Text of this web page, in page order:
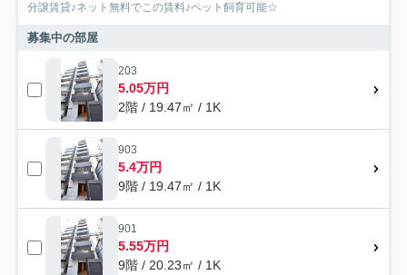
分譲賃貸♪ネット無料でこの賃料♪ペット飼育可能☆
募集中の部屋
203
5.05万円
2階 / 19.47㎡ / 1K
903
5.4万円
9階 / 19.47㎡ / 1K
901
5.55万円
9階 / 20.23㎡ / 1K